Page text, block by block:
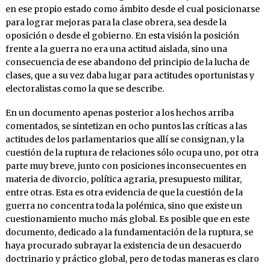
en ese propio estado como ámbito desde el cual posicionarse
para lograr mejoras para la clase obrera, sea desde la
oposición o desde el gobierno. En esta visión la posición
frente a la guerra no era una actitud aislada, sino una
consecuencia de ese abandono del principio de la lucha de
clases, que a su vez daba lugar para actitudes oportunistas y
electoralistas como la que se describe.
En un documento apenas posterior a los hechos arriba
comentados, se sintetizan en ocho puntos las críticas a las
actitudes de los parlamentarios que allí se consignan, y la
cuestión de la ruptura de relaciones sólo ocupa uno, por otra
parte muy breve, junto con posiciones inconsecuentes en
materia de divorcio, política agraria, presupuesto militar,
entre otras. Esta es otra evidencia de que la cuestión de la
guerra no concentra toda la polémica, sino que existe un
cuestionamiento mucho más global. Es posible que en este
documento, dedicado a la fundamentación de la ruptura, se
haya procurado subrayar la existencia de un desacuerdo
doctrinario y práctico global, pero de todas maneras es claro